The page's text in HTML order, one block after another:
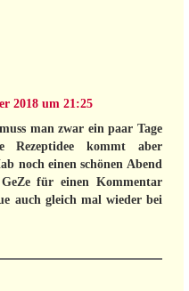
2018 um 21:25
man zwar ein paar Tage
Rezeptidee kommt aber
noch einen schönen Abend
für einen Kommentar
auch gleich mal wieder bei